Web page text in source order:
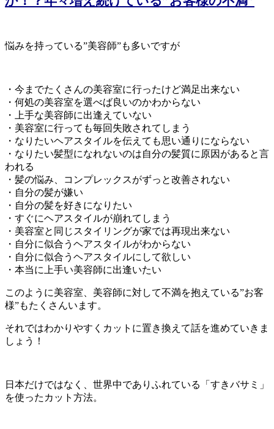
悩みを持っている”美容師”も多いですが
・今までたくさんの美容室に行ったけど満足出来ない
・何処の美容室を選べば良いのかわからない
・上手な美容師に出逢えていない
・美容室に行っても毎回失敗されてしまう
・なりたいヘアスタイルを伝えても思い通りにならない
・なりたい髪型になれないのは自分の髪質に原因があると言
われる
・髪の悩み、コンプレックスがずっと改善されない
・自分の髪が嫌い
・自分の髪を好きになりたい
・すぐにヘアスタイルが崩れてしまう
・美容室と同じスタイリングが家では再現出来ない
・自分に似合うヘアスタイルがわからない
・自分に似合うヘアスタイルにして欲しい
・本当に上手い美容師に出逢いたい
このように美容室、美容師に対して不満を抱えている”お客
様”もたくさんいます。
それではわかりやすくカットに置き換えて話を進めていきま
しょう！
日本だけではなく、世界中でありふれている「すきバサミ」
を使ったカット方法。